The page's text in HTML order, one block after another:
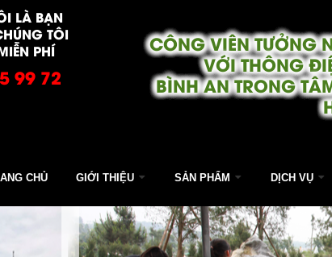
LÀ BẠN
TÔI
PHÍ
99 72
CÔNG VIÊN TƯỞNG
VỚI THÔNG
BÌNH AN TRONG
CHỦ GIỚI THIỆU SẢN PHẨM DỊCH VỤ